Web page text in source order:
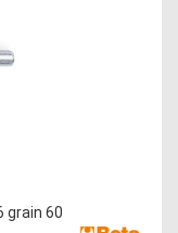
grain 60